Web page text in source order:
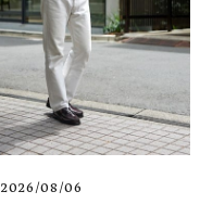
2026/08/06